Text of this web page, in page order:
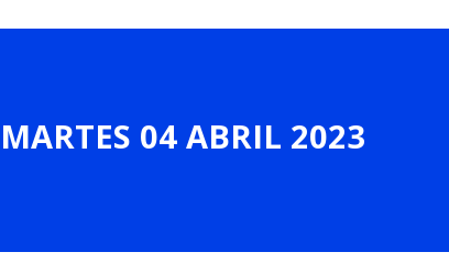
04 ABRIL 2023